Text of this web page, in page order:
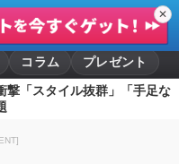
✕
コラム
プレゼント
撃「スタイル抜群」「手足な